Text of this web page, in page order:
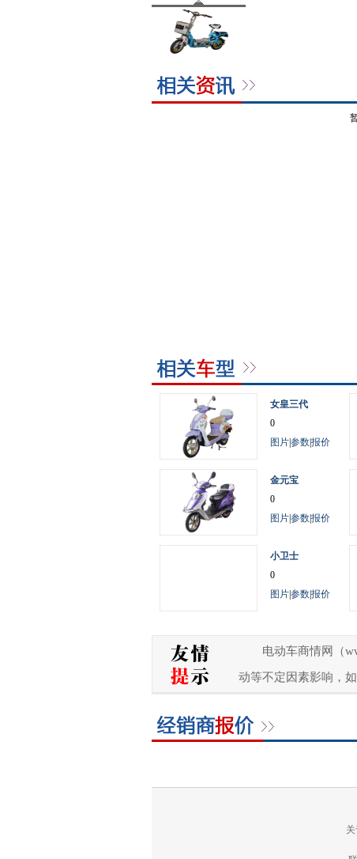
女皇三代
0
图片参数报价
金元宝
0
图片参数报价
小卫士
0
图片参数报价
电动车商情网（
动等不定因素影响，